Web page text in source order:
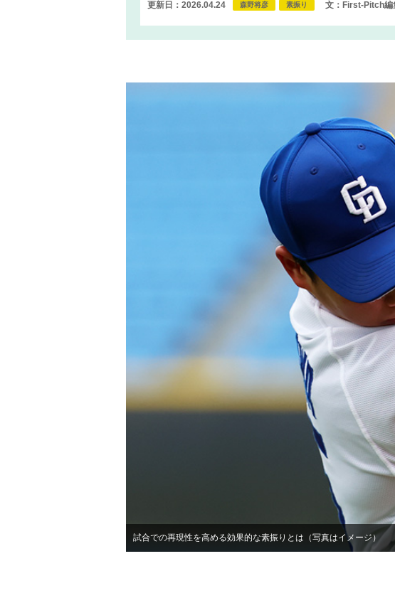
更新日：2026.04.24 森野将彦 素振り 文：First-Pitch編
試合での再現性を高める効果的な素振りとは（写真はイメージ）